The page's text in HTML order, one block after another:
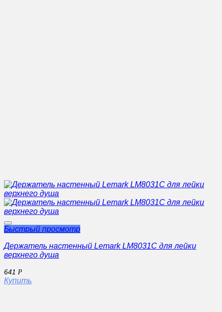
Быстрый просмотр
Держатель настенный Lemark LM8031C для лейки
верхнего душа
641 Р
Купить